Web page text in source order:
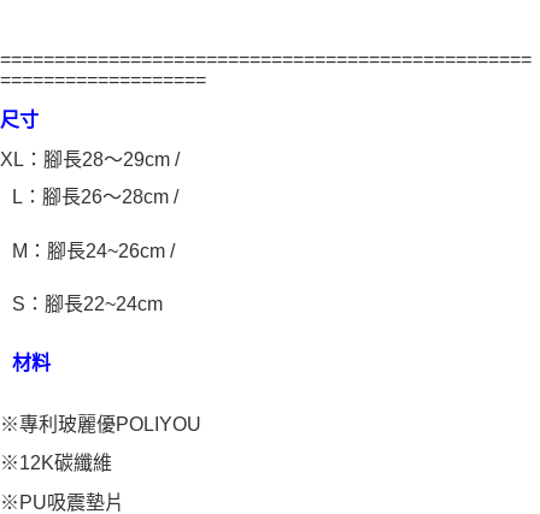
=================================================
===================
尺寸
XL：腳長28～29cm /
L：腳長26～28cm /
M：腳長24~26cm /
S：腳長22~24cm
材料
※專利玻麗優POLIYOU
※12K碳纖維
※PU吸震墊片